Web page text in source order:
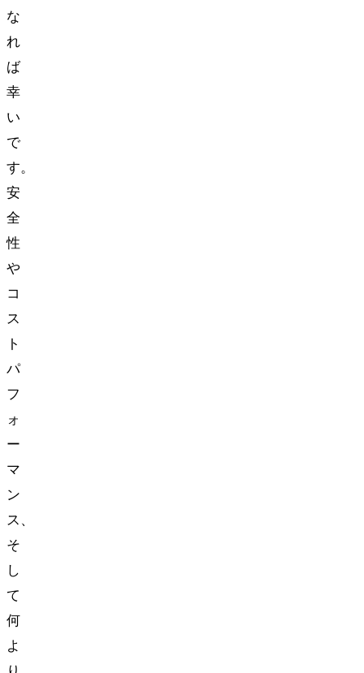
な
れ
ば
幸
い
で
す。
安
全
性
や
コ
ス
ト
パ
フ
ォ
ー
マ
ン
ス、
そ
し
て
何
よ